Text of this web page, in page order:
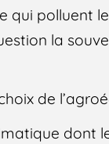
qui polluent
la
de
dont